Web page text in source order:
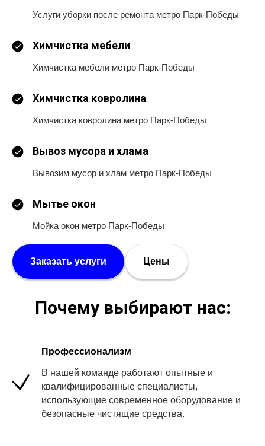
Услуги уборки после ремонта метро Парк-Победы
Химчистка мебели
Химчистка мебели метро Парк-Победы
Химчистка ковролина
Химчистка ковролина метро Парк-Победы
Вывоз мусора и хлама
Вывозим мусор и хлам метро Парк-Победы
Мытье окон
Мойка окон метро Парк-Победы
Заказать услуги Цены
Почему выбирают нас:
Профессионализм
В нашей команде работают опытные и
квалифицированные специалисты,
использующие современное оборудование и
безопасные чистящие средства.